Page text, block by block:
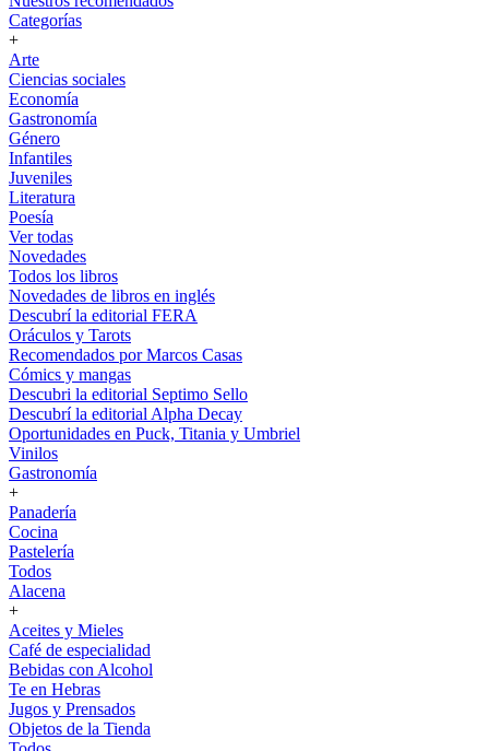
Categorías
+
Arte
Ciencias sociales
Economía
Gastronomía
Género
Infantiles
Juveniles
Literatura
Poesía
Ver todas
Novedades
Todos los libros
Novedades de libros en inglés
Descubrí la editorial FERA
Oráculos y Tarots
Recomendados por Marcos Casas
Cómics y mangas
Descubri la editorial Septimo Sello
Descubrí la editorial Alpha Decay
Oportunidades en Puck, Titania y Umbriel
Vinilos
Gastronomía
+
Panadería
Cocina
Pastelería
Todos
Alacena
+
Aceites y Mieles
Café de especialidad
Bebidas con Alcohol
Te en Hebras
Jugos y Prensados
Objetos de la Tienda